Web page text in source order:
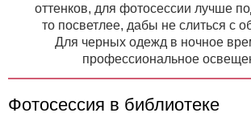
оттенков, для фотосессии лучше
то посветлее, дабы не слиться с
Для черных одежд в ночное
профессиональное
Фотосессия в библиотеке